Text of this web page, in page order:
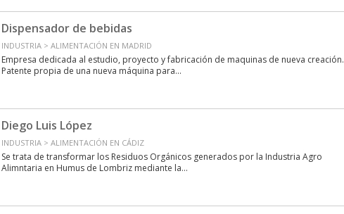
Dispensador de bebidas
INDUSTRIA > ALIMENTACIÓN EN MADRID
Empresa dedicada al estudio, proyecto y fabricación de maquinas de nueva creación.
Patente propia de una nueva máquina para...
Diego Luis López
INDUSTRIA > ALIMENTACIÓN EN CÁDIZ
Se trata de transformar los Residuos Orgánicos generados por la Industria Agro
Alimntaria en Humus de Lombriz mediante la...